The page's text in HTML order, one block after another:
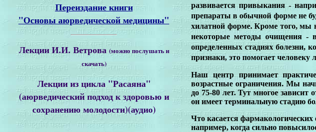
Переиздание книги
"Основы аюрведической медицины"
Лекции И.И. Ветрова (можно послушать и
скачать)
Лекции из цикла "Расаяна"
(аюрведический подход к здоровью и
сохранению молодости)(аудио)
развивается привыкания -
препараты в обычной форме не
хилатной форме. Кроме того, мы
некоторые методы очищения -
определенных стадиях болезни,
признаки, это помогает человеку
Наш центр принимает
возрастные ограничения. Мы
до 75-80 лет. Тут многое зависит
он имеет терминальную стадию
Что касается
например, когда сильно